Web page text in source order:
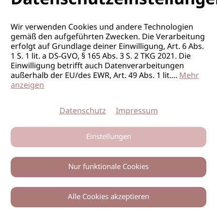
FRISEUR/IN
ORT
Stuttgart
HAIR’N’MORE Stuttgart Vaihingen
POSITION
Top-Stylist*in
PENSUM:
Vollzeit
Wir verwenden Cookies und andere Technologien
gemäß den aufgeführten Zwecken. Die Verarbeitung
erfolgt auf Grundlage deiner Einwilligung, Art. 6 Abs.
1 S. 1 lit. a DS-GVO, § 165 Abs. 3 S. 2 TKG 2021. Die
Einwilligung betrifft auch Datenverarbeitungen
außerhalb der EU/des EWR, Art. 49 Abs. 1 lit....Mehr
anzeigen
Datenschutz Impressum
Einstellungen
Nur funktionale Cookies
Alle Cookies akzeptieren